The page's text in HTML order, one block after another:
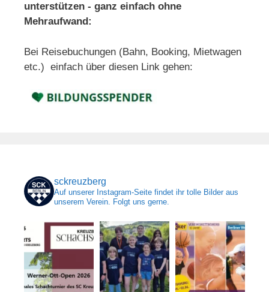
unterstützen - ganz einfach ohne
Mehraufwand:
Bei Reisebuchungen (Bahn, Booking, Mietwagen
etc.) einfach über diesen Link gehen:
sckreuzberg
Auf unserer Instagram-Seite findet ihr tolle Bilder aus
unserem Verein. Folgt uns gerne.